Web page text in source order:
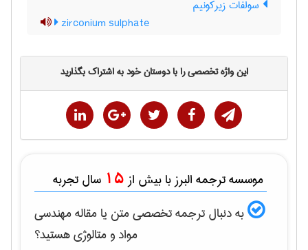
سولفات زیرکونیم
zirconium sulphate
این واژه تخصصی را با دوستان خود به اشتراک بگذارید
موسسه ترجمه البرز با بیش از 15 سال تجربه
به دنبال ترجمه تخصصی متن یا مقالهمهندسی
مواد و متالوژیهستید؟